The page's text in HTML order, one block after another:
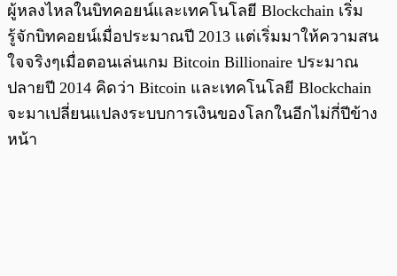
ผู้หลงไหลในบิทคอยน์และเทคโนโลยี Blockchain เริ่ม
รู้จักบิทคอยน์เมื่อประมาณปี 2013 แต่เริ่มมาให้ความสน
ใจจริงๆเมื่อตอนเล่นเกม Bitcoin Billionaire ประมาณ
ปลายปี 2014 คิดว่า Bitcoin และเทคโนโลยี Blockchain
จะมาเปลี่ยนแปลงระบบการเงินของโลกในอีกไม่กี่ปีข้าง
หน้า